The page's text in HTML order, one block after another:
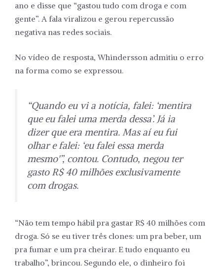
ano e disse que “gastou tudo com droga e com
gente”. A fala viralizou e gerou repercussão
negativa nas redes sociais.
No vídeo de resposta, Whindersson admitiu o erro
na forma como se expressou.
“Quando eu vi a notícia, falei: ‘mentira
que eu falei uma merda dessa’. Já ia
dizer que era mentira. Mas aí eu fui
olhar e falei: ‘eu falei essa merda
mesmo'”, contou. Contudo, negou ter
gasto R$ 40 milhões exclusivamente
com drogas.
“Não tem tempo hábil pra gastar R$ 40 milhões com
droga. Só se eu tiver três clones: um pra beber, um
pra fumar e um pra cheirar. E tudo enquanto eu
trabalho”, brincou. Segundo ele, o dinheiro foi